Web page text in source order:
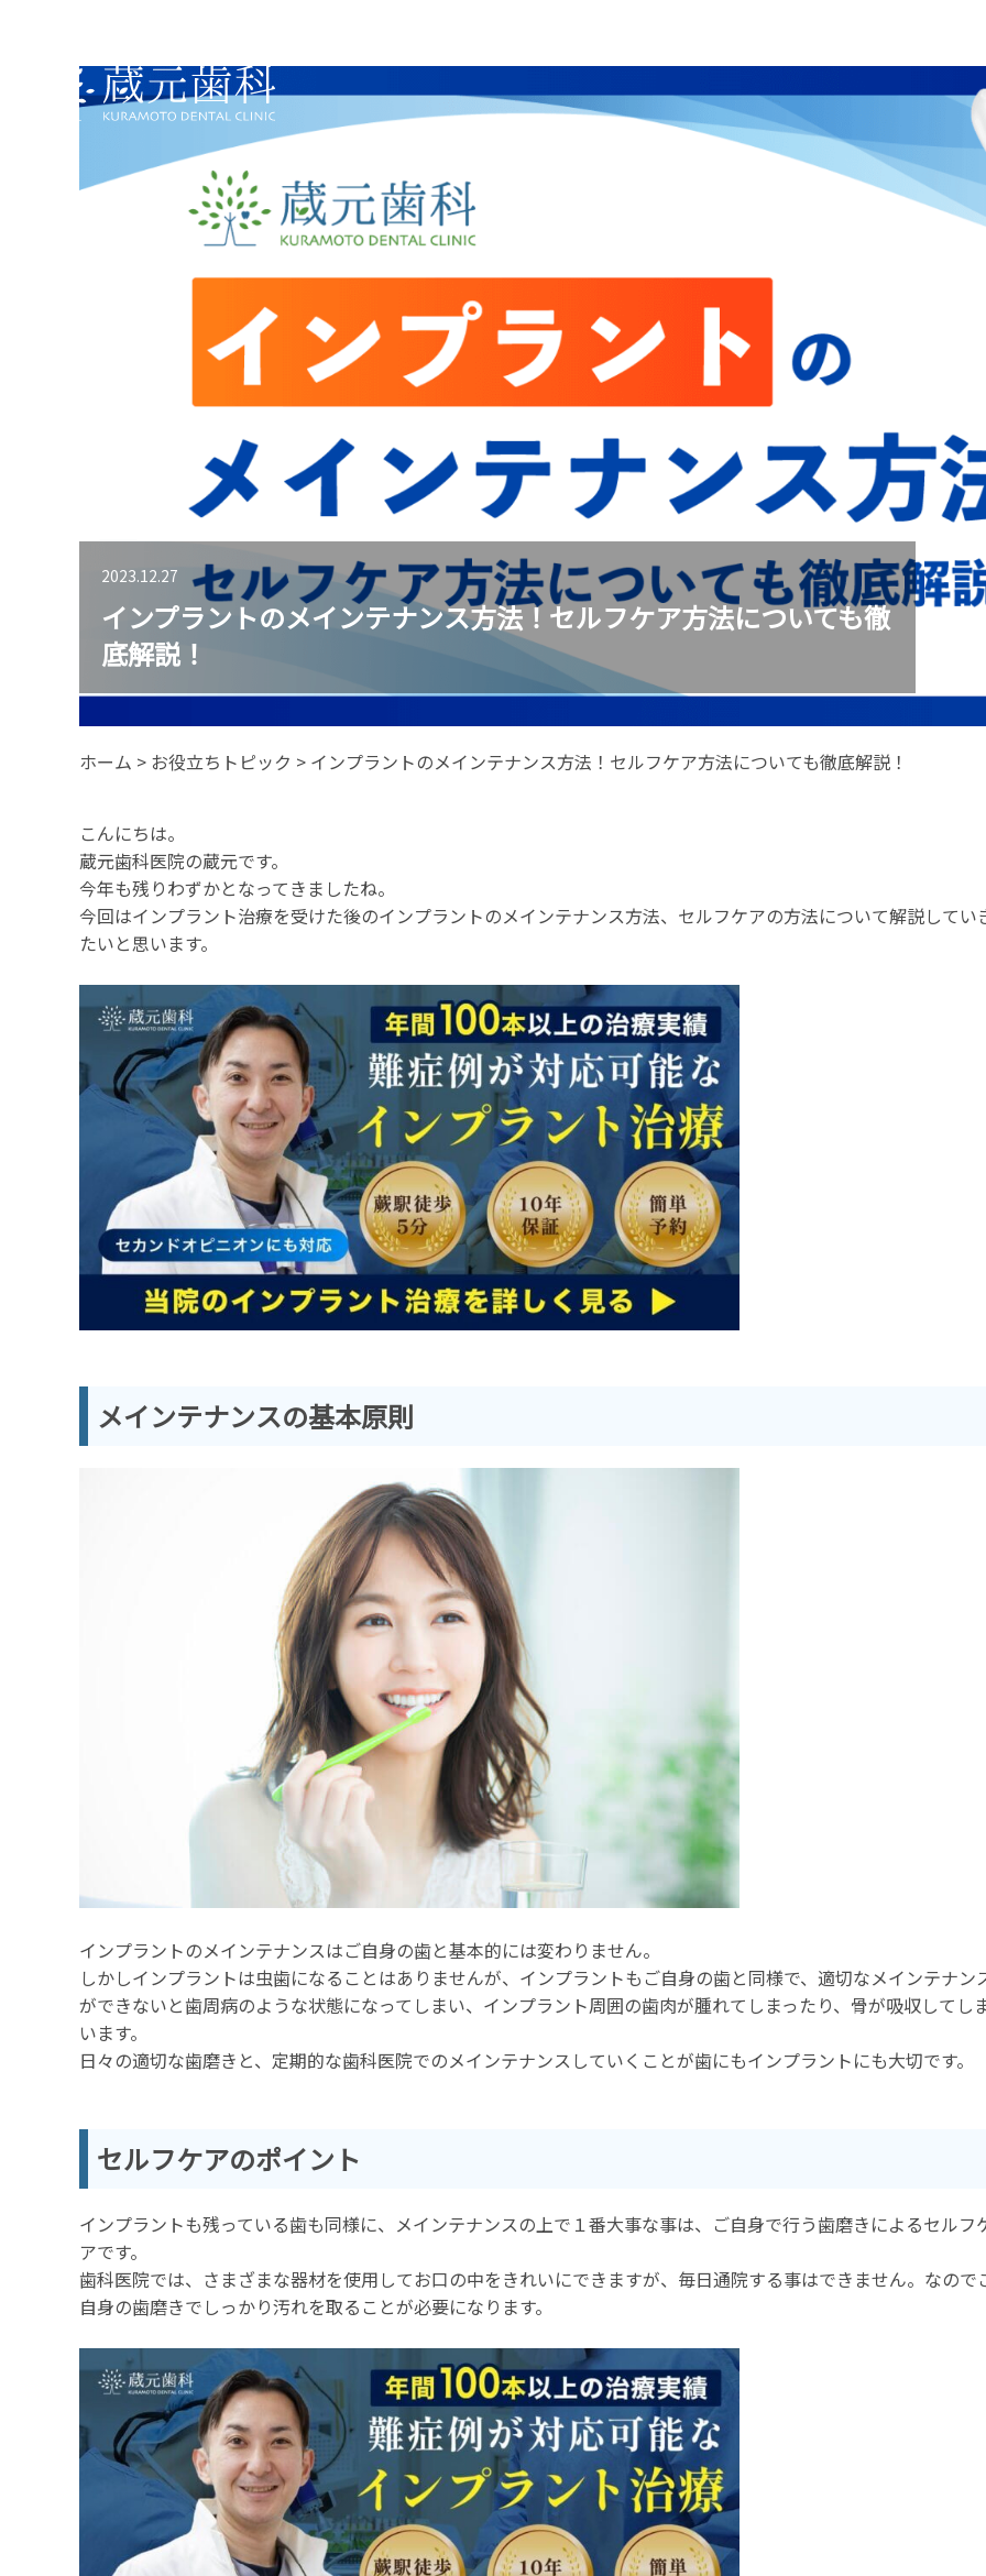
2023.12.27
インプラントのメインテナンス方法！セルフケア方法についても徹
底解説！
ホーム > お役立ちトピック > インプラントのメインテナンス方法！セルフケア方法についても徹底解説！
こんにちは。
蔵元歯科医院の蔵元です。
今年も残りわずかとなってきましたね。
今回はインプラント治療を受けた後のインプラントのメインテナンス方法、セルフケアの方法について解説してい
たいと思います。
メインテナンスの基本原則
インプラントのメインテナンスはご自身の歯と基本的には変わりません。
しかしインプラントは虫歯になることはありませんが、インプラントもご自身の歯と同様で、適切なメインテナン
ができないと歯周病のような状態になってしまい、インプラント周囲の歯肉が腫れてしまったり、骨が吸収してし
います。
日々の適切な歯磨きと、定期的な歯科医院でのメインテナンスしていくことが歯にもインプラントにも大切です。
セルフケアのポイント
インプラントも残っている歯も同様に、メインテナンスの上で１番大事な事は、ご自身で行う歯磨きによるセルフ
アです。
歯科医院では、さまざまな器材を使用してお口の中をきれいにできますが、毎日通院する事はできません。なので
自身の歯磨きでしっかり汚れを取ることが必要になります。